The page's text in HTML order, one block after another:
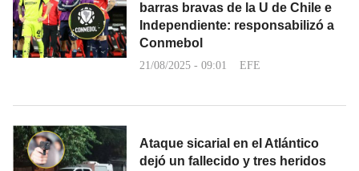
barras bravas de la U de Chile e
Independiente: responsabilizó a
Conmebol
21/08/2025 - 09:01 EFE
Ataque sicarial en el Atlántico
dejó un fallecido y tres heridos